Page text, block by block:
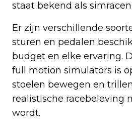
staat bekend als
Er zijn verschillende
sturen en pedalen
budget en elke ervaring.
full motion simulators is
stoelen bewegen en
realistische racebeleving
wordt.